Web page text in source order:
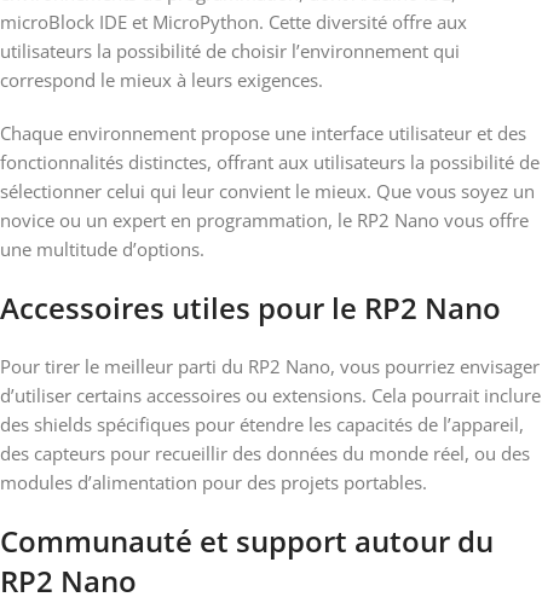
microBlock IDE et MicroPython. Cette diversité offre aux
utilisateurs la possibilité de choisir l’environnement qui
correspond le mieux à leurs exigences.
Chaque environnement propose une interface utilisateur et des
fonctionnalités distinctes, offrant aux utilisateurs la possibilité de
sélectionner celui qui leur convient le mieux. Que vous soyez un
novice ou un expert en programmation, le RP2 Nano vous offre
une multitude d’options.
Accessoires utiles pour le RP2 Nano
Pour tirer le meilleur parti du RP2 Nano, vous pourriez envisager
d’utiliser certains accessoires ou extensions. Cela pourrait inclure
des shields spécifiques pour étendre les capacités de l’appareil,
des capteurs pour recueillir des données du monde réel, ou des
modules d’alimentation pour des projets portables.
Communauté et support autour du
RP2 Nano